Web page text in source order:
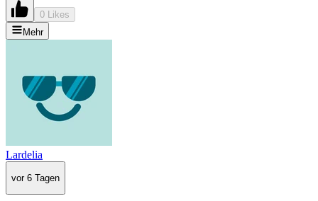
0 Likes
Mehr
Lardelia
vor 6 Tagen